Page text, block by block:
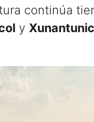
continúa
y